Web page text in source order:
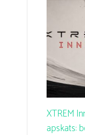
XTREM
apskats: